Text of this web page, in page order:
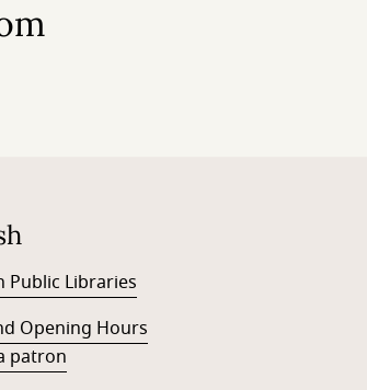
Public Libraries
Opening Hours
patron